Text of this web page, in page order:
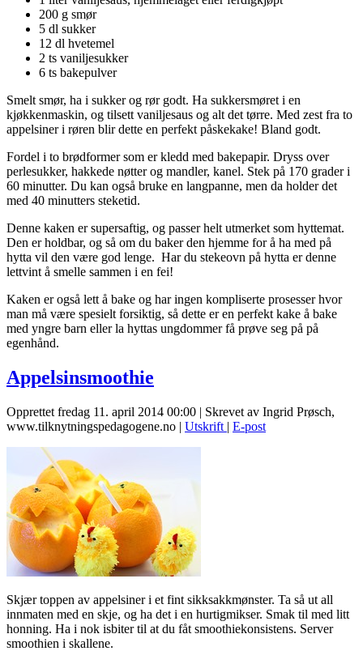
200 g smør
5 dl sukker
12 dl hvetemel
2 ts vaniljesukker
6 ts bakepulver
Smelt smør, ha i sukker og rør godt. Ha sukkersmøret i en
kjøkkenmaskin, og tilsett vaniljesaus og alt det tørre. Med zest fra to
appelsiner i røren blir dette en perfekt påskekake! Bland godt.
Fordel i to brødformer som er kledd med bakepapir. Dryss over
perlesukker, hakkede nøtter og mandler, kanel. Stek på 170 grader i
60 minutter. Du kan også bruke en langpanne, men da holder det
med 40 minutters steketid.
Denne kaken er supersaftig, og passer helt utmerket som hyttemat.
Den er holdbar, og så om du baker den hjemme for å ha med på
hytta vil den være god lenge. Har du stekeovn på hytta er denne
lettvint å smelle sammen i en fei!
Kaken er også lett å bake og har ingen kompliserte prosesser hvor
man må være spesielt forsiktig, så dette er en perfekt kake å bake
med yngre barn eller la hyttas ungdommer få prøve seg på på
egenhånd.
Appelsinsmoothie
Opprettet fredag 11. april 2014 00:00 | Skrevet av Ingrid Prøsch,
www.tilknytningspedagogene.no | Utskrift | E-post
Skjær toppen av appelsiner i et fint sikksakkmønster. Ta så ut all
innmaten med en skje, og ha det i en hurtigmikser. Smak til med litt
honning. Ha i nok isbiter til at du fåt smoothiekonsistens. Server
smoothien i skallene.